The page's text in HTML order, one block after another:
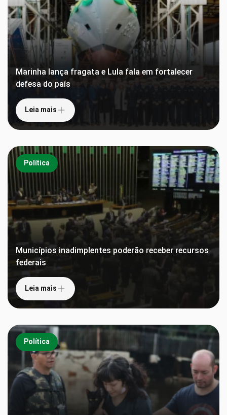
Marinha lança fragata e Lula fala em fortalecer
defesa do país
Leia mais
Política
Municípios inadimplentes poderão receber recursos
federais
Leia mais
Política